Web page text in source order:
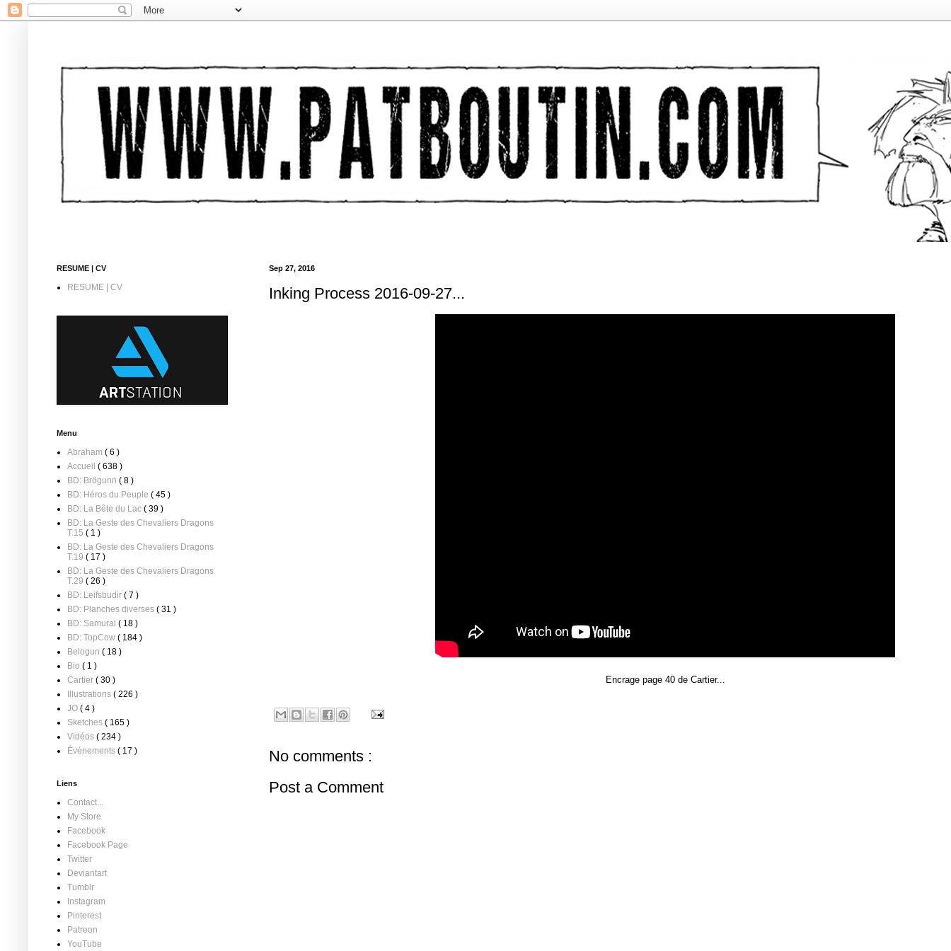
Sep 27, 2016
Inking Process 2016-09-27...
Encrage page 40 de Cartier...
No comments :
Post a Comment
RESUME | CV
RESUME | CV
Menu
Abraham ( 6 )
Accueil ( 638 )
BD: Brögunn ( 8 )
BD: Héros du Peuple ( 45 )
BD: La Bête du Lac ( 39 )
BD: La Geste des Chevaliers Dragons
T.15 ( 1 )
BD: La Geste des Chevaliers Dragons
T.19 ( 17 )
BD: La Geste des Chevaliers Dragons
T.29 ( 26 )
BD: Leifsbudir ( 7 )
BD: Planches diverses ( 31 )
BD: Samurai ( 18 )
BD: TopCow ( 184 )
Belogun ( 18 )
Bio ( 1 )
Cartier ( 30 )
Illustrations ( 226 )
JO ( 4 )
Sketches ( 165 )
Vidéos ( 234 )
Événements ( 17 )
Liens
Contact...
My Store
Facebook
Facebook Page
Twitter
Deviantart
Tumblr
Instagram
Pinterest
Patreon
YouTube